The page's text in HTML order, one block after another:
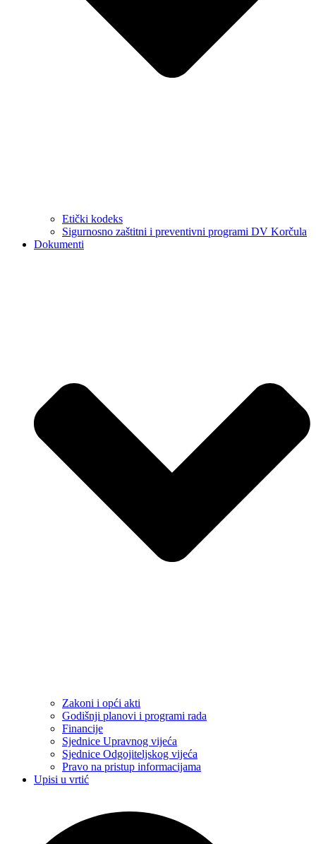
Etički kodeks
Sigurnosno zaštitni i preventivni programi DV Korčula
Dokumenti
Zakoni i opći akti
Godišnji planovi i programi rada
Financije
Sjednice Upravnog vijeća
Sjednice Odgojiteljskog vijeća
Pravo na pristup informacijama
Upisi u vrtić